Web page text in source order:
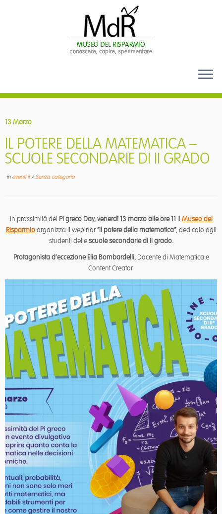
contenuto
13 Marzo
IL POTERE DELLA MATEMATICA –
SCUOLE SECONDARIE DI II GRADO
in eventi it/Senza categoria
In prossimità del Pi greco Day, venerdì 13 marzo alle ore 11 il Museo del
Risparmioorganizza il webinar“Il potere della matematica”, dedicato agli
studenti dellescuole secondarie di II grado.
Protagonista d’eccezione Elia Bombardelli, Docente di Matematica e
Content Creator.